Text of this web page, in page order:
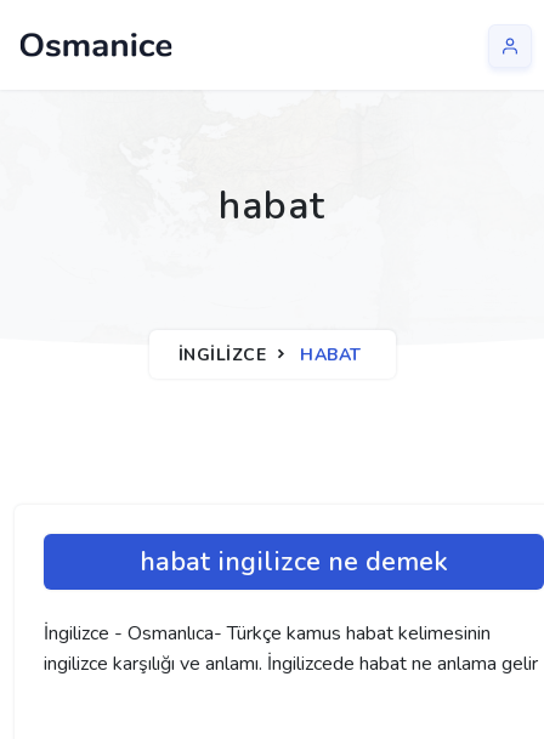
habat
İNGILIZCE HABAT
habat ingilizce ne demek
İngilizce - Osmanlıca- Türkçe kamus habat kelimesinin
ingilizce karşılığı ve anlamı. İngilizcede habat ne anlama gelir